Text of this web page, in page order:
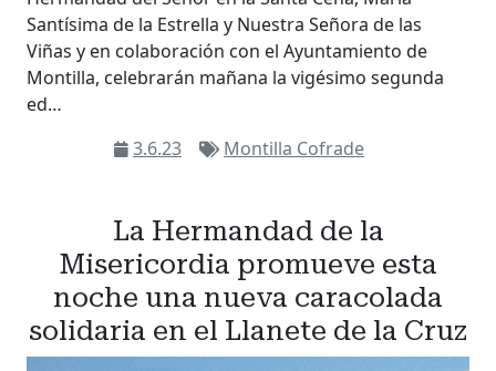
Santísima de la Estrella y Nuestra Señora de las
Viñas y en colaboración con el Ayuntamiento de
Montilla, celebrarán mañana la vigésimo segunda
ed…
3.6.23
Montilla Cofrade
La Hermandad de la
Misericordia promueve esta
noche una nueva caracolada
solidaria en el Llanete de la Cruz